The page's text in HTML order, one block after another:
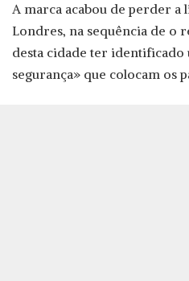
A marca acabou de perder a
Londres, na sequência de o
desta cidade ter identificado
segurança» que colocam os